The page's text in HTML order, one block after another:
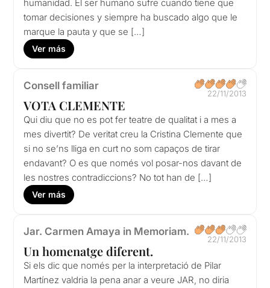
humanidad. El ser humano sufre cuando tiene que
tomar decisiones y siempre ha buscado algo que le
marque la pauta y que se […]
Ver más
Consell familiar
22/11/2013
VOTA CLEMENTE
Qui diu que no es pot fer teatre de qualitat i a mes a
mes divertit? De veritat creu la Cristina Clemente que
si no se’ns lliga en curt no som capaços de tirar
endavant? O es que només vol posar-nos davant de
les nostres contradiccions? No tot han de […]
Ver más
Jar. Carmen Amaya in Memoriam.
22/11/2013
Un homenatge diferent.
Si els dic que només per la interpretació de Pilar
Martínez valdria la pena anar a veure JAR, no diria